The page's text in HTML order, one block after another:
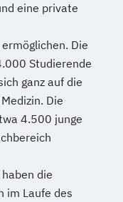
eine private
Die
Studierende
ganz auf die
Die
4.500 junge
die
im Laufe des